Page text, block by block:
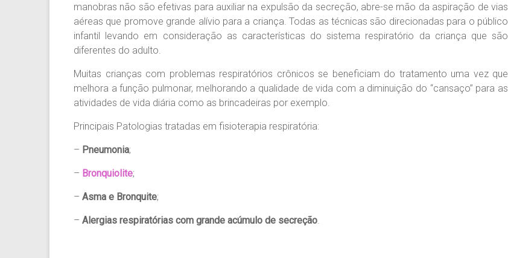
manobras não são efetivas para auxiliar na expulsão da secreção, abre-se mão da aspiração de vias
aéreas que promove grande alívio para a criança. Todas as técnicas são direcionadas para o público
infantil levando em consideração as características do sistema respiratório da criança que são
diferentes do adulto.
Muitas crianças com problemas respiratórios crônicos se beneficiam do tratamento uma vez que
melhora a função pulmonar, melhorando a qualidade de vida com a diminuição do “cansaço” para as
atividades de vida diária como as brincadeiras por exemplo.
Principais Patologias tratadas em fisioterapia respiratória:
– Pneumonia;
– Bronquiolite;
– Asma e Bronquite;
– Alergias respiratórias com grande acúmulo de secreção.